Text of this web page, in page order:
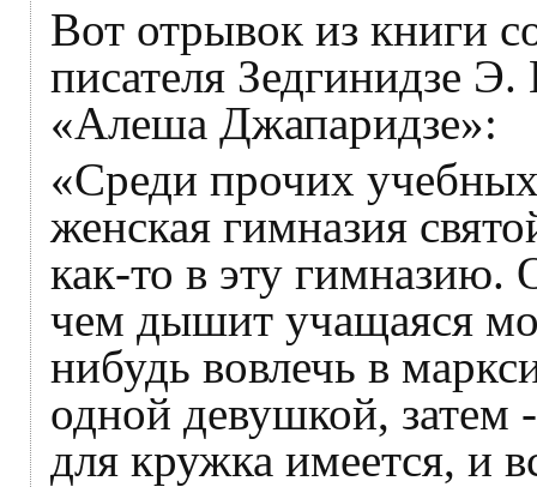
Вот отрывок из книги
писателя Зедгинидзе
«Алеша Джапаридзе»:
«Среди прочих
женская гимназия
как-то в эту гимназию.
чем дышит учащаяся
нибудь вовлечь в
одной девушкой, затем
для кружка имеется, и